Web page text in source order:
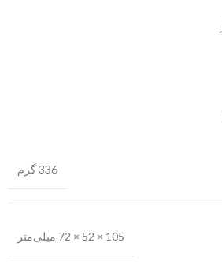
336 گرم
105 × 52 × 72 میلی‌متر